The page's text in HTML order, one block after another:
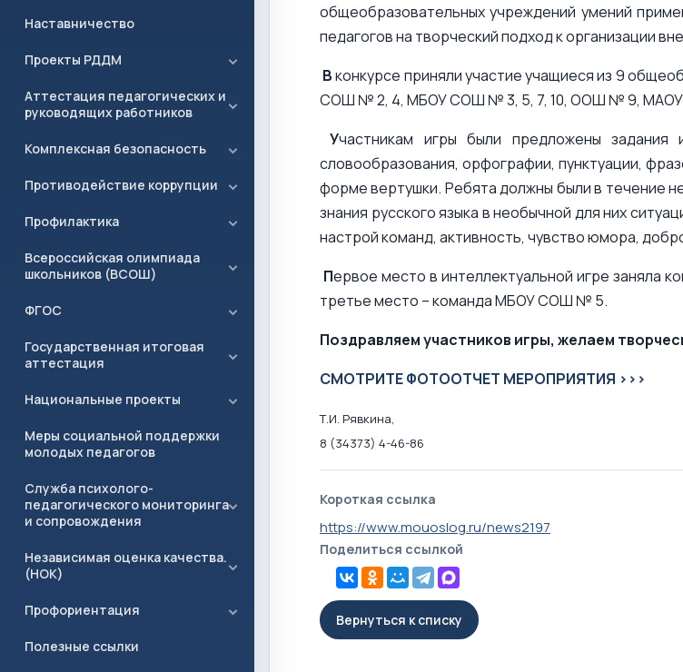
Наставничество
Проекты РДДМ
Аттестация педагогических и
руководящих работников
Комплексная безопасность
Противодействие коррупции
Профилактика
Всероссийская олимпиада
школьников (ВСОШ)
ФГОС
Государственная итоговая
аттестация
Национальные проекты
Меры социальной поддержки
молодых педагогов
Служба психолого-
педагогического мониторинга
и сопровождения
Независимая оценка качества.
(НОК)
Профориентация
Полезные ссылки
общеобразовательных учреждений умений
педагогов на творческий подход к организации
Вконкурсе приняли участие учащиеся из 9
СОШ № 2, 4, МБОУ СОШ № 3, 5, 7, 10, ООШ № 9, МАОУ
Участникам игры были предложены
словообразования, орфографии, пунктуации,
форме вертушки. Ребята должны были в течение
знания русского языка в необычной для них
настрой команд, активность, чувство юмора,
Первое место в интеллектуальной игре
третье место – команда МБОУ СОШ № 5.
Поздравляем участников игры, желаем
СМОТРИТЕ ФОТООТЧЕТ МЕРОПРИЯТИЯ >>>
Т.И. Рявкина,
8 (34373) 4-46-86
Короткая ссылка
https://www.mouoslog.ru/news2197
Поделиться ссылкой
Вернуться к списку